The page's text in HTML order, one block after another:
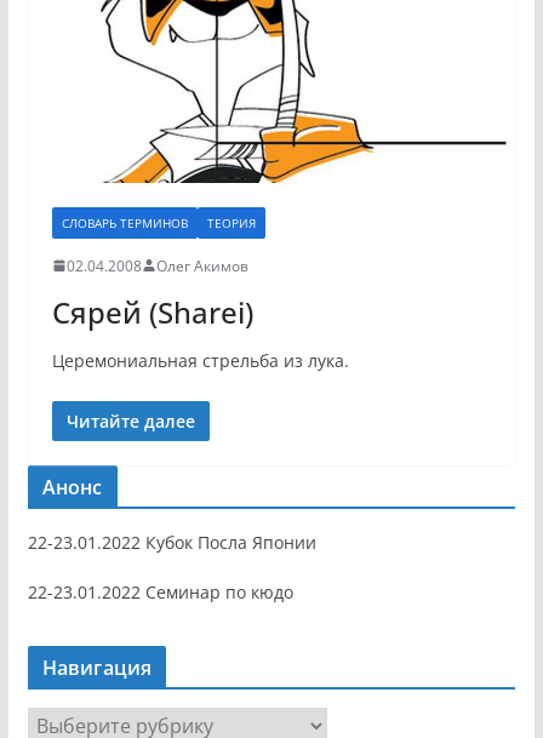
СЛОВАРЬ ТЕРМИНОВ ТЕОРИЯ
02.04.2008 Олег Акимов
Сярей (Sharei)
Церемониальная стрельба из лука.
Читайте далее
Анонс
22-23.01.2022 Кубок Посла Японии
22-23.01.2022 Семинар по кюдо
Навигация
Н